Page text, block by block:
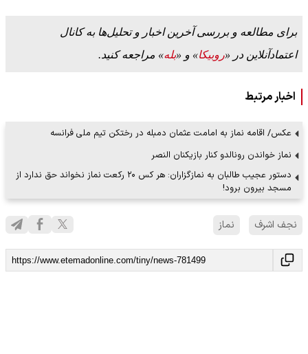
برای مطالعه و بررسی آخرین اخبار و تحلیل‌ها به کانال
اعتمادآنلاین در «روبیکا» و «بله» مراجعه کنید.
اخبار مرتبط
عکس/ اقامه نماز به امامت عثمان دمبله در رختکن تیم ملی فرانسه
نماز خواندن رونالدو کنار بازیکنان النصر
دستور عجیب طالبان به نمازگزاران: هر کس ۲۰ رکعت نماز نخواند حق ندارد از
مسجد بیرون برود!
نجف اشرف نماز